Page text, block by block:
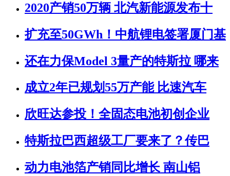
2020产销50万辆 北汽新能源发布十
扩充至50GWh！中航锂电签署厦门基
还在力保Model 3量产的特斯拉 哪来
成立2年已规划55万产能 比速汽车
欣旺达参投！全固态电池初创企业
特斯拉巴西超级工厂要来了？传巴
动力电池箔产销同比增长 南山铝